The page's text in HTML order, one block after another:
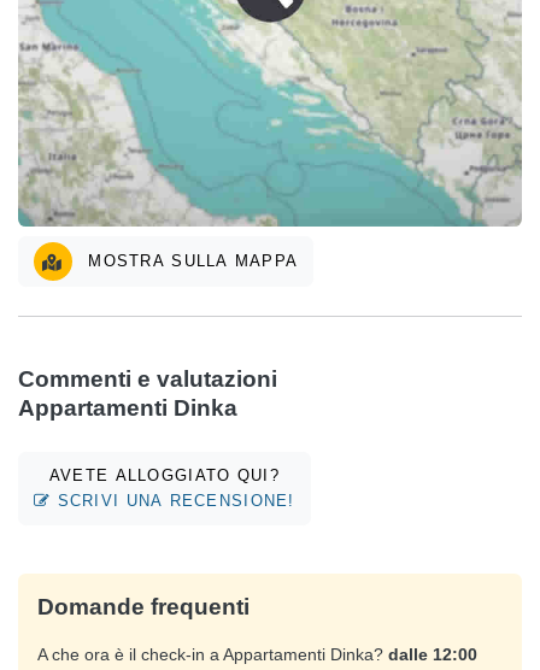
MOSTRA SULLA MAPPA
Commenti e valutazioni
Appartamenti Dinka
AVETE ALLOGGIATO QUI?
SCRIVI UNA RECENSIONE!
Domande frequenti
A che ora è il check-in a Appartamenti Dinka? dalle 12:00